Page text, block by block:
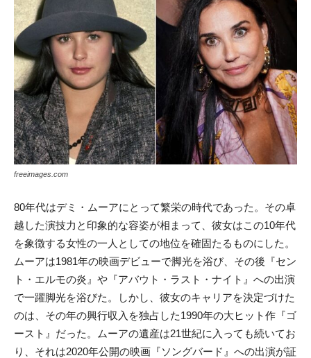
freeimages.com
80年代はデミ・ムーアにとって繁栄の時代であった。その卓
越した演技力と印象的な容姿が相まって、彼女はこの10年代
を象徴する女性の一人としての地位を確固たるものにした。
ムーアは1981年の映画デビューで脚光を浴び、その後『セン
ト・エルモの炎』や『アバウト・ラスト・ナイト』への出演
で一躍脚光を浴びた。しかし、彼女のキャリアを決定づけた
のは、その年の興行収入を独占した1990年の大ヒット作『ゴ
ースト』だった。ムーアの遺産は21世紀に入っても続いてお
り、それは2020年公開の映画『ソングバード』への出演が証